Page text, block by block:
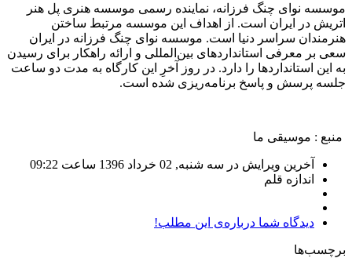
موسسه نوای چنگ فرزانه، نماینده رسمی موسسه هنری پل هنر
اتریش در ایران است. از اهداف این موسسه مرتبط ساختن
هنرمندان سراسر دنیا است. موسسه نوای چنگ فرزانه در ایران
سعی بر معرفی استانداردهای بین‌المللی و ارائه راهکار برای رسیدن
به این استانداردها را دارد. در روز آخرِ این کارگاه به مدت دو ساعت
جلسه پرسش و پاسخ برنامه‌ریزی شده است.
منبع : موسیقی ما
آخرین ویرایش در سه شنبه, 02 خرداد 1396 ساعت 09:22
اندازه قلم
دیدگاه شما درباره‌ی این مطلب!
برچسب‌ها